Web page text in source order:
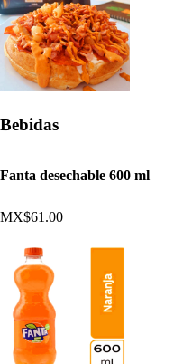
Bebidas
Fanta desechable 600 ml
MX$61.00